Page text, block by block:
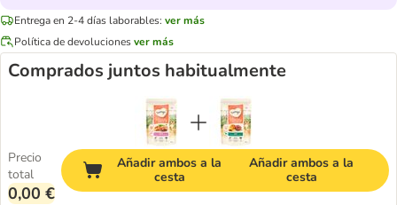
Entrega en 2-4 días laborables: ver más
Política de devolucionesver más
Comprados juntos habitualmente
Precio
total
0,00 €
Añadir ambos a la
cesta
Añadir ambos a la
cesta